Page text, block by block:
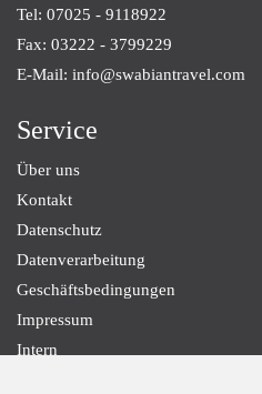
Tel: 07025 - 9118922
Fax: 03222 - 3799229
E-Mail: info@swabiantravel.com
Service
Über uns
Kontakt
Datenschutz
Datenverarbeitung
Geschäftsbedingungen
Impressum
Intern